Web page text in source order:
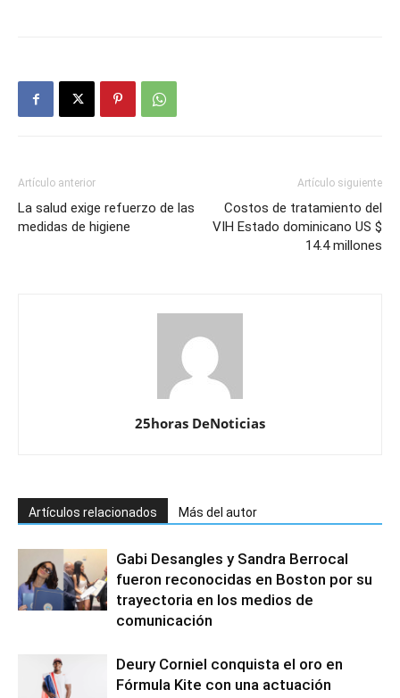
Artículo anterior
La salud exige refuerzo de las
medidas de higiene
Artículo siguiente
Costos de tratamiento del
VIH Estado dominicano US $
14.4 millones
25horas DeNoticias
Artículos relacionados Más del autor
Gabi Desangles y Sandra Berrocal
fueron reconocidas en Boston por su
trayectoria en los medios de
comunicación
Deury Corniel conquista el oro en
Fórmula Kite con una actuación